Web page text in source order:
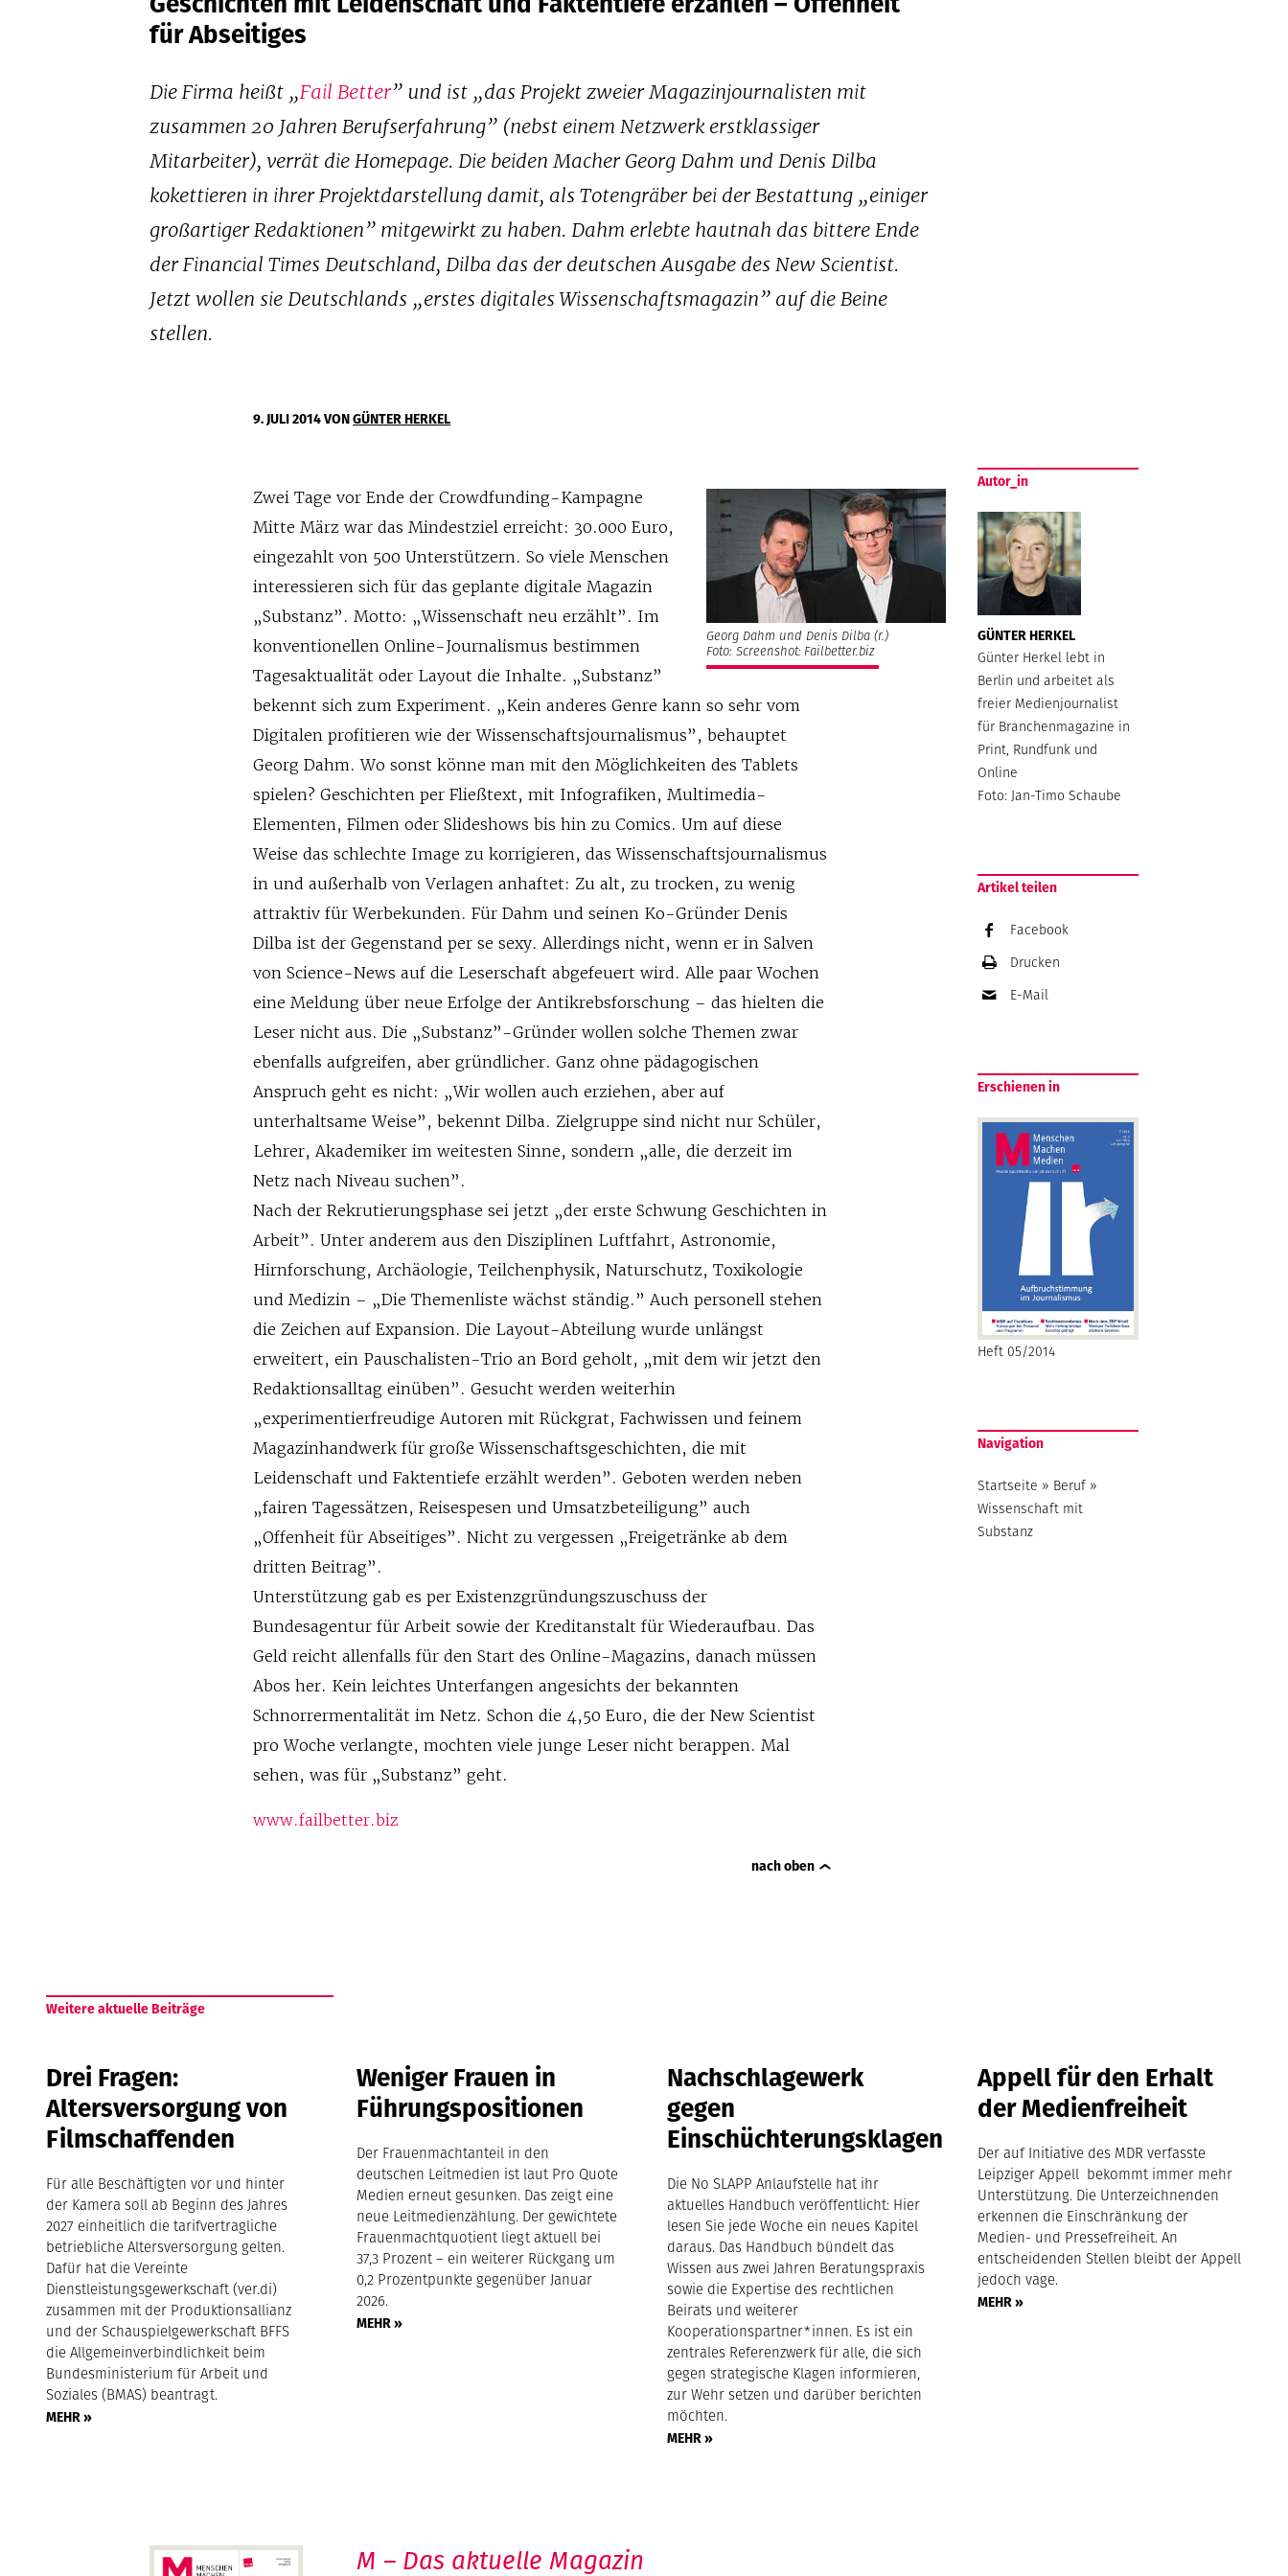
für Abseitiges
Die Firma heißt „Fail Better” und ist „das Projekt zweier Magazinjournalisten mit
zusammen 20 Jahren Berufserfahrung” (nebst einem Netzwerk erstklassiger
Mitarbeiter), verrät die Homepage. Die beiden Macher Georg Dahm und Denis Dilba
kokettieren in ihrer Projektdarstellung damit, als Totengräber bei der Bestattung „einiger
großartiger Redaktionen” mitgewirkt zu haben. Dahm erlebte hautnah das bittere Ende
der Financial Times Deutschland, Dilba das der deutschen Ausgabe des New Scientist.
Jetzt wollen sie Deutschlands „erstes digitales Wissenschaftsmagazin” auf die Beine
stellen.
9. JULI 2014VONGÜNTER HERKEL
Georg Dahm und Denis Dilba (r.)
Foto: Screenshot: Failbetter.biz
Zwei Tage vor Ende der Crowdfunding-Kampagne
Mitte März war das Mindestziel erreicht: 30.000 Euro,
eingezahlt von 500 Unterstützern. So viele Menschen
interessieren sich für das geplante digitale Magazin
„Substanz”. Motto: „Wissenschaft neu erzählt”. Im
konventionellen Online-Journalismus bestimmen
Tagesaktualität oder Layout die Inhalte. „Substanz”
bekennt sich zum Experiment. „Kein anderes Genre kann so sehr vom
Digitalen profitieren wie der Wissenschaftsjournalismus”, behauptet
Georg Dahm. Wo sonst könne man mit den Möglichkeiten des Tablets
spielen? Geschichten per Fließtext, mit Infografiken, Multimedia-
Elementen, Filmen oder Slideshows bis hin zu Comics. Um auf diese
Weise das schlechte Image zu korrigieren, das Wissenschaftsjournalismus
in und außerhalb von Verlagen anhaftet: Zu alt, zu trocken, zu wenig
attraktiv für Werbekunden. Für Dahm und seinen Ko-Gründer Denis
Dilba ist der Gegenstand per se sexy. Allerdings nicht, wenn er in Salven
von Science-News auf die Leserschaft abgefeuert wird. Alle paar Wochen
eine Meldung über neue Erfolge der Antikrebsforschung – das hielten die
Leser nicht aus. Die „Substanz”-Gründer wollen solche Themen zwar
ebenfalls aufgreifen, aber gründlicher. Ganz ohne pädagogischen
Anspruch geht es nicht: „Wir wollen auch erziehen, aber auf
unterhaltsame Weise”, bekennt Dilba. Zielgruppe sind nicht nur Schüler,
Lehrer, Akademiker im weitesten Sinne, sondern „alle, die derzeit im
Netz nach Niveau suchen”.
Nach der Rekrutierungsphase sei jetzt „der erste Schwung Geschichten in
Arbeit”. Unter anderem aus den Disziplinen Luftfahrt, Astronomie,
Hirnforschung, Archäologie, Teilchenphysik, Naturschutz, Toxikologie
und Medizin – „Die Themenliste wächst ständig.” Auch personell stehen
die Zeichen auf Expansion. Die Layout-Abteilung wurde unlängst
erweitert, ein Pauschalisten-Trio an Bord geholt, „mit dem wir jetzt den
Redaktionsalltag einüben”. Gesucht werden weiterhin
„experimentierfreudige Autoren mit Rückgrat, Fachwissen und feinem
Magazinhandwerk für große Wissenschaftsgeschichten, die mit
Leidenschaft und Faktentiefe erzählt werden”. Geboten werden neben
„fairen Tagessätzen, Reisespesen und Umsatzbeteiligung” auch
„Offenheit für Abseitiges”. Nicht zu vergessen „Freigetränke ab dem
dritten Beitrag”.
Unterstützung gab es per Existenzgründungszuschuss der
Bundesagentur für Arbeit sowie der Kreditanstalt für Wiederaufbau. Das
Geld reicht allenfalls für den Start des Online-Magazins, danach müssen
Abos her. Kein leichtes Unterfangen angesichts der bekannten
Schnorrermentalität im Netz. Schon die 4,50 Euro, die der New Scientist
pro Woche verlangte, mochten viele junge Leser nicht berappen. Mal
sehen, was für „Substanz” geht.
www.failbetter.biz
nach oben
Autor_in
GÜNTER HERKEL
Günter Herkel lebt in
Berlin und arbeitet als
freier Medienjournalist
für Branchenmagazine in
Print, Rundfunk und
Online
Foto: Jan-Timo Schaube
Artikel teilen
Facebook
Drucken
E-Mail
Erschienen in
Heft 05/2014
Navigation
Startseite » Beruf»
Wissenschaft mit
Substanz
Weitere aktuelle Beiträge
Drei Fragen:
Altersversorgung von
Filmschaffenden
Für alle Beschäftigten vor und hinter
der Kamera soll ab Beginn des Jahres
2027 einheitlich die tarifvertragliche
betriebliche Altersversorgung gelten.
Dafür hat die Vereinte
Dienstleistungsgewerkschaft (ver.di)
zusammen mit der Produktionsallianz
und der Schauspielgewerkschaft BFFS
die Allgemeinverbindlichkeit beim
Bundesministerium für Arbeit und
Soziales (BMAS) beantragt.
MEHR »
Weniger Frauen in
Führungspositionen
Der Frauenmachtanteil in den
deutschen Leitmedien ist laut Pro Quote
Medien erneut gesunken. Das zeigt eine
neue Leitmedienzählung. Der gewichtete
Frauenmachtquotient liegt aktuell bei
37,3 Prozent – ein weiterer Rückgang um
0,2 Prozentpunkte gegenüber Januar
2026.
MEHR »
Nachschlagewerk
gegen
Einschüchterungsklagen
Die No SLAPP Anlaufstelle hat ihr
aktuelles Handbuch veröffentlicht: Hier
lesen Sie jede Woche ein neues Kapitel
daraus. Das Handbuch bündelt das
Wissen aus zwei Jahren Beratungspraxis
sowie die Expertise des rechtlichen
Beirats und weiterer
Kooperationspartner*innen. Es ist ein
zentrales Referenzwerk für alle, die sich
gegen strategische Klagen informieren,
zur Wehr setzen und darüber berichten
möchten.
MEHR »
Appell für den Erhalt
der Medienfreiheit
Der auf Initiative des MDR verfasste
Leipziger Appell bekommt immer mehr
Unterstützung. Die Unterzeichnenden
erkennen die Einschränkung der
Medien- und Pressefreiheit. An
entscheidenden Stellen bleibt der Appell
jedoch vage.
MEHR »
M – Das aktuelle Magazin